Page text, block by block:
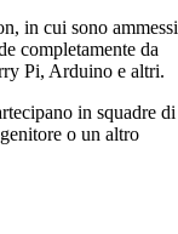
in cui sono ammessi
completamente da
Pi, Arduino e altri.
in squadre di
o un altro